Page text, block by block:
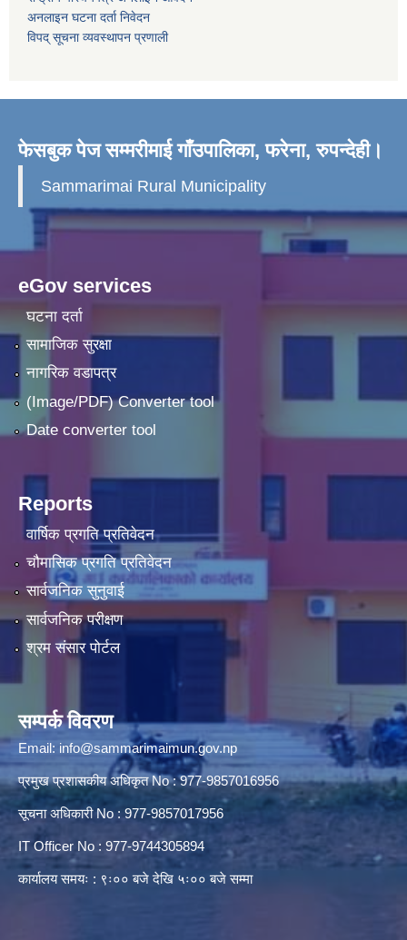
अनलाइन घटना दर्ता निवेदन
विपद् सूचना व्यवस्थापन प्रणाली
फेसबुक पेज सम्मरीमाई गाँउपालिका, फरेना, रुपन्देही।
Sammarimai Rural Municipality
eGov services
घटना दर्ता
सामाजिक सुरक्षा
नागरिक वडापत्र
(Image/PDF) Converter tool
Date converter tool
Reports
वार्षिक प्रगति प्रतिवेदन
चौमासिक प्रगति प्रतिवेदन
सार्वजनिक सुनुवाई
सार्वजनिक परीक्षण
श्रम संसार पोर्टल
सम्पर्क विवरण
Email: info@sammarimaimun.gov.np
प्रमुख प्रशासकीय अधिकृत No : 977-9857016956
सूचना अधिकारी No : 977-9857017956
IT Officer No : 977-9744305894
कार्यालय समयः : ९ः०० बजे देखि ५ः०० बजे सम्मा